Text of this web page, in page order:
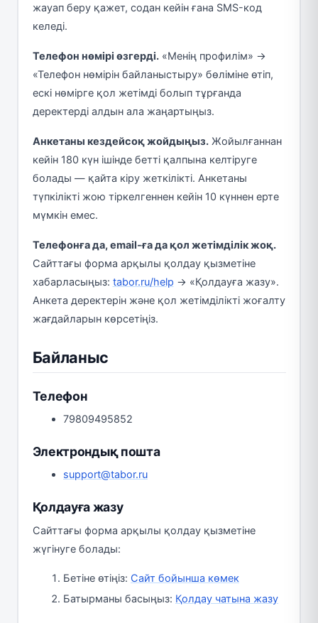
жауап беру қажет, содан кейін ғана SMS-код
келеді.
Телефон нөмірі өзгерді.«Менің профилім» →
«Телефон нөмірін байланыстыру» бөліміне өтіп,
ескі нөмірге қол жетімді болып тұрғанда
деректерді алдын ала жаңартыңыз.
Анкетаны кездейсоқ жойдыңыз.Жойылғаннан
кейін 180 күн ішінде бетті қалпына келтіруге
болады — қайта кіру жеткілікті. Анкетаны
түпкілікті жою тіркелгеннен кейін 10 күннен ерте
мүмкін емес.
Телефонға да, email-ға да қол жетімділік жоқ.
Сайттағы форма арқылы қолдау қызметіне
хабарласыңыз: tabor.ru/help → «Қолдауға жазу».
Анкета деректерін және қол жетімділікті жоғалту
жағдайларын көрсетіңіз.
Байланыс
Телефон
79809495852
Электрондық пошта
support@tabor.ru
Қолдауға жазу
Сайттағы форма арқылы қолдау қызметіне
жүгінуге болады:
Бетіне өтіңіз: Сайт бойынша көмек
Батырманы басыңыз: Қолдау чатына жазу